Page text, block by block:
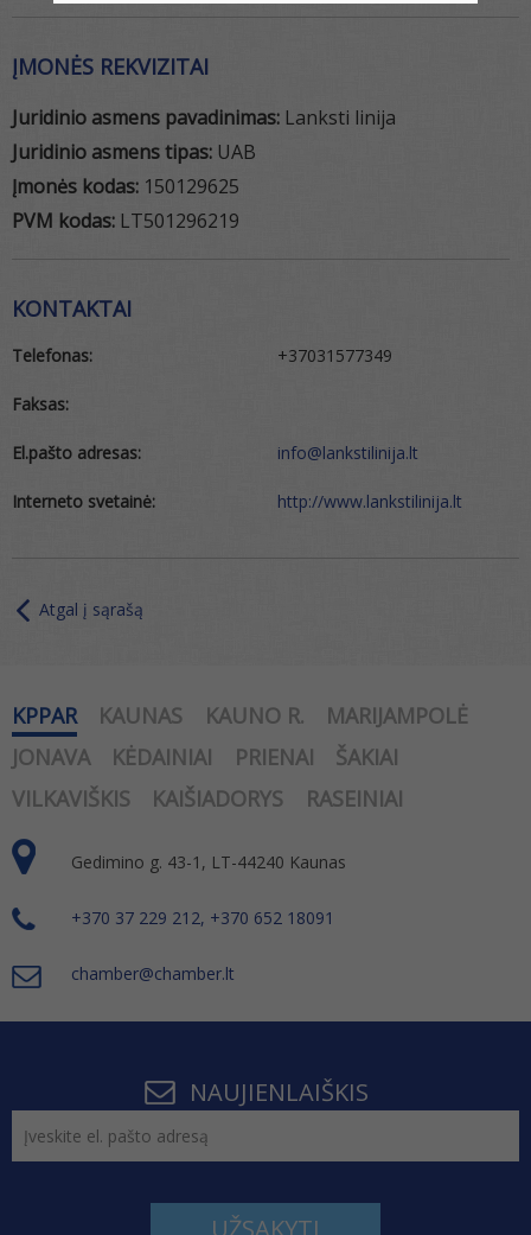
ĮMONĖS REKVIZITAI
Juridinio asmens pavadinimas: Lanksti linija
Juridinio asmens tipas: UAB
Įmonės kodas: 150129625
PVM kodas: LT501296219
KONTAKTAI
Telefonas:
Faksas:
El.pašto adresas:
Interneto svetainė:
+37031577349
info@lankstilinija.lt
http://www.lankstilinija.lt
Atgal į sąrašą
KPPAR KAUNAS KAUNO R.
MARIJAMPOLĖ
JONAVA
KĖDAINIAI PRIENAI
ŠAKIAI
VILKAVIŠKIS
KAIŠIADORYS RASEINIAI
Gedimino g. 43-1, LT-44240 Kaunas
+370 37 229 212, +370 652 18091
chamber@chamber.lt
NAUJIENLAIŠKIS
UŽSAKYTI